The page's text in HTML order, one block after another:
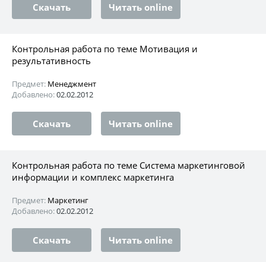
Скачать Читать online
Контрольная работа по теме Мотивация и
результативность
Предмет: Менеджмент
Добавлено:02.02.2012
Скачать Читать online
Контрольная работа по теме Система маркетинговой
информации и комплекс маркетинга
Предмет: Маркетинг
Добавлено:02.02.2012
Скачать Читать online